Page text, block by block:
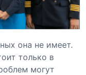
она не имеет.
только в
могут